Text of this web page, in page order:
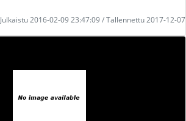
Julkaistu 2016-02-09 23:47:09 / Tallennettu 2017-12-07